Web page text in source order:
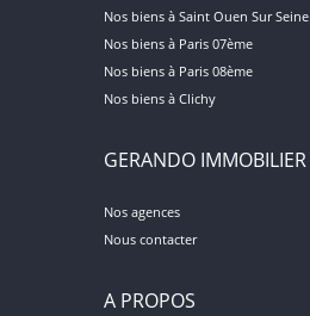
Nos biens à Saint Ouen Sur Seine
Nos biens à Paris 07ème
Nos biens à Paris 08ème
Nos biens à Clichy
GERANDO IMMOBILIER
Nos agences
Nous contacter
A PROPOS